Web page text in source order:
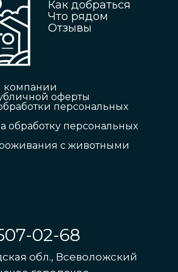
Как добраться
Что рядом
Отзывы
02-68
обл., Всеволожский
компании
оферты
персональных
обработку персональных
с животными